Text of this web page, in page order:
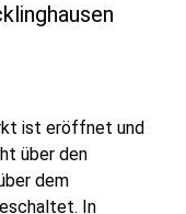
ist eröffnet und
über den
dem
In